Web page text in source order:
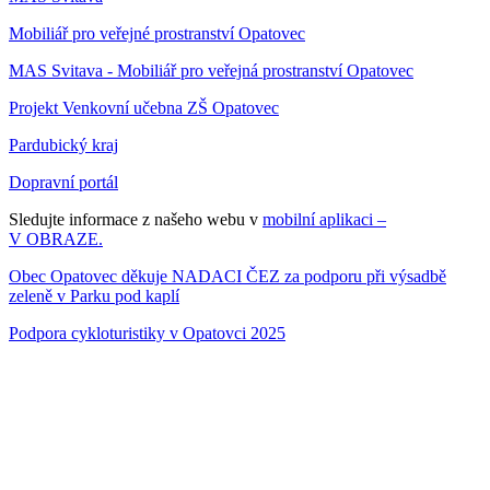
Mobiliář pro veřejné prostranství Opatovec
MAS Svitava - Mobiliář pro veřejná prostranství Opatovec
Projekt Venkovní učebna ZŠ Opatovec
Pardubický kraj
Dopravní portál
Sledujte informace z našeho webu v mobilní aplikaci –
V OBRAZE.
Obec Opatovec děkuje NADACI ČEZ za podporu při výsadbě
zeleně v Parku pod kaplí
Podpora cykloturistiky v Opatovci 2025